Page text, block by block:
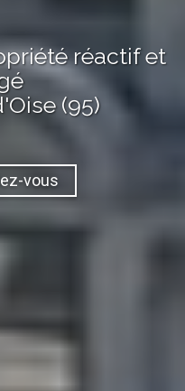
réactif et
(95)
vous